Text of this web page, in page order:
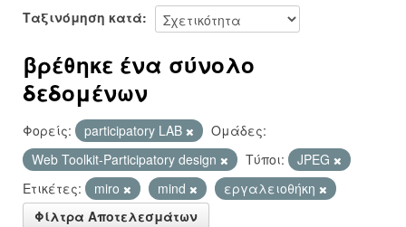
Ταξινόμηση κατά
βρέθηκε ένα σύνολο
δεδομένων
Φορείς: participatory LAB
Ομάδες:
Web Toolkit-Participatory design
Τύποι:
JPEG
Ετικέτες:
miro mind
εργαλειοθήκη
Φίλτρα Αποτελεσμάτων